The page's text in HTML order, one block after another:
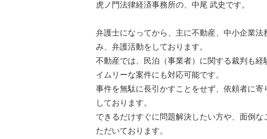
虎ノ門法律経済事務所の、中尾 武史です。
弁護士になってから、主に不動産、中小企業
み、弁護活動をしております。
不動産では、民泊（事業者）に関する裁判も
イムリーな案件にも対応可能です。
事件を無駄に長引かすことをせず、依頼者に
しております。
できるだけすぐに問題解決したい方や、面倒
ただいております。